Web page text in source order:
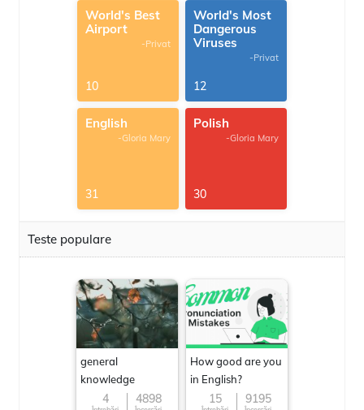
World's Best
Airport
-Privat
10
World's Most
Dangerous
Viruses
-Privat
12
English
-Gloria Mary
31
Polish
-Gloria Mary
30
Teste populare
general
knowledge
4 4898
How good are you
in English?
15 9195